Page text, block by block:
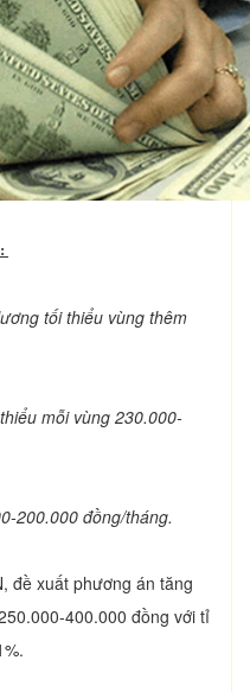
tối thiểu vùng thêm
mỗi vùng 230.000-
200.000 đồng/tháng.
đề xuất phương án tăng
400.000 đồng với tỉ